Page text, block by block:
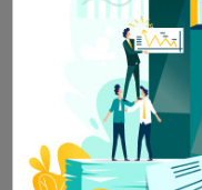
Công ty gửi thông tin
Tôi được hưởng
Làm thế nào để nhận